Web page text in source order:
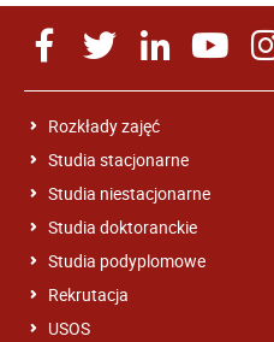
Rozkłady zajęć
Studia stacjonarne
Studia niestacjonarne
Studia doktoranckie
Studia podyplomowe
Rekrutacja
USOS